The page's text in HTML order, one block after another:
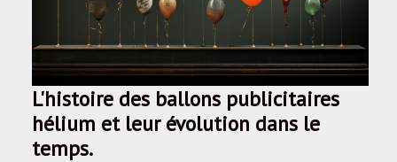
L'histoire des ballons publicitaires
hélium et leur évolution dans le
temps.